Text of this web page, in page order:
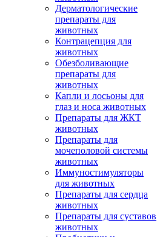
Дерматологические
препараты для
животных
Контрацепция для
животных
Обезболивающие
препараты для
животных
Капли и лосьоны для
глаз и носа животных
Препараты для ЖКТ
животных
Препараты для
мочеполовой системы
животных
Иммуностимуляторы
для животных
Препараты для сердца
животных
Препараты для суставов
животных